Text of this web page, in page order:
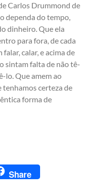
Carlos Drummond de
dependa do tempo,
dinheiro. Que ela
para fora, de cada
calar, e acima de
sintam falta de não tê-
lo. Que amem ao
tenhamos certeza de
forma de
Share